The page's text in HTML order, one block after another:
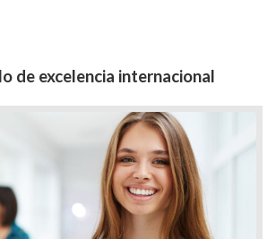
de excelencia internacional